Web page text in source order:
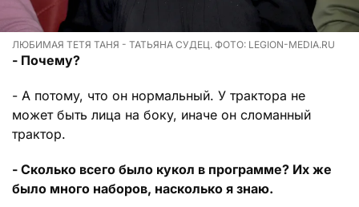
ЛЮБИМАЯ ТЕТЯ ТАНЯ - ТАТЬЯНА СУДЕЦ. ФОТО: LEGION-MEDIA.RU
- Почему?
- А потому, что он нормальный. У трактора не
может быть лица на боку, иначе он сломанный
трактор.
- Сколько всего было кукол в программе? Их же
было много наборов, насколько я знаю.